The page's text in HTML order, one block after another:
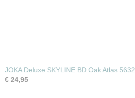
JOKA Deluxe SKYLINE BD Oak Atlas 5632
€ 24,95